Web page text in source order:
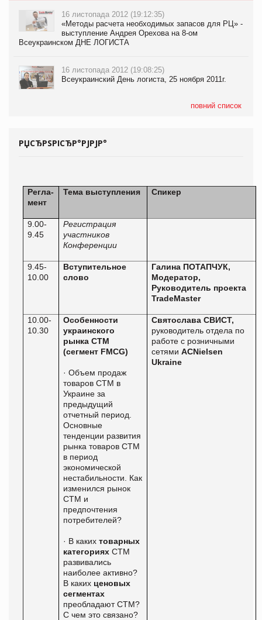
16 листопада 2012 (19:12:35)
«Методы расчета необходимых запасов для РЦ» -
выступление Андрея Орехова на 8-ом
Всеукраинском ДНЕ ЛОГИСТА
16 листопада 2012 (19:08:25)
Всеукраинский День логиста, 25 ноября 2011г.
повний список
РЏСЂРЅРІСЂР°РЈРЈР°
Регла-
мент
Тема выступления Спикер
9.00-
9.45
Регистрация
участников
Конференции
9.45-
10.00
Вступительное
слово
Галина ПОТАПЧУК,
Модератор,
Руководитель проекта
TradeMaster
10.00-
10.30
Особенности
украинского
рынка СТМ
(сегмент FMCG)
· Объем продаж
товаров СТМ в
Украине за
предыдущий
отчетный период.
Основные
тенденции развития
рынка товаров СТМ
в период
экономической
нестабильности. Как
изменился рынок
СТМ и
предпочтения
потребителей?
· В какихтоварных
категориях СТМ
развивались
наиболее активно?
В каких ценовых
сегментах
преобладают СТМ?
С чем это связано?
Святослава СВИСТ,
руководитель отдела по
работе с розничными
сетями ACNielsen
Ukraine